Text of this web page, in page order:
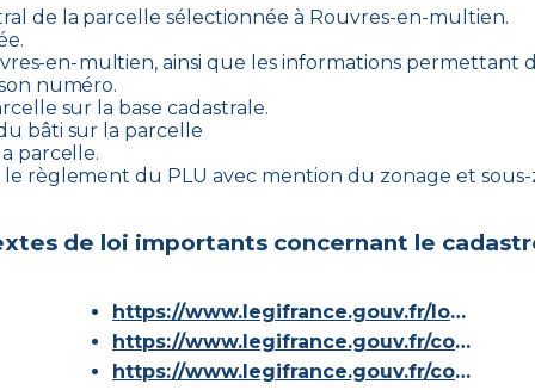
de la parcelle sélectionnée à Rouvres-en-multien.
en-multien, ainsi que les informations permettant
numéro.
sur la base cadastrale.
bâti sur la parcelle
parcelle.
le règlement du PLU avec mention du zonage et
de loi importants concernant le
https://www.legifrance.gouv.fr/loda/id/JORFTEXT000000686267/
https://www.legifrance.gouv.fr/codes/article_lc/LEGIARTI000036588629/
https://www.legifrance.gouv.fr/codes/id/LEGISCTA000006180153/